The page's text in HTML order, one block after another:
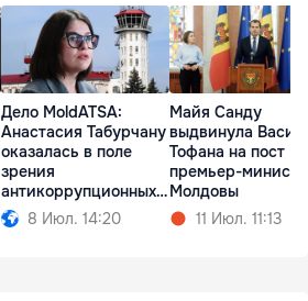
Дело MoldATSA:
Анастасия Табурчану
оказалась в поле
зрения
антикоррупционных
органов
8 Июл. 14:20
Майя Санду
выдвинула
Тофана на пост
премьер-
Молдовы
11 Июл. 11:13